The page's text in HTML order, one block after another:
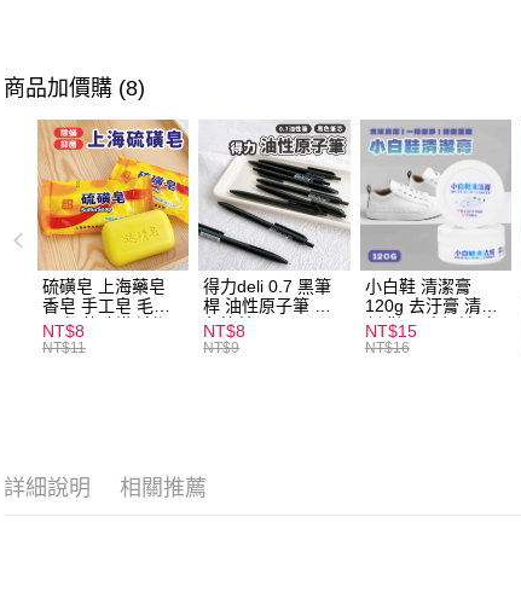
商品加價購 (8)
硫磺皂 上海藥皂
香皂 手工皂 毛囊
炎 抑菌除蟎 清潔
護膚 去油去痘 寵
NT$8
NT$11
得力deli 0.7 黑筆
桿 油性原子筆 黑
色筆芯 S304
NT$8
NT$9
小白鞋 清潔膏
120g 去汙膏 清潔
劑 鞋子 去汙漬 白
皮鞋 鞋油
NT$15
NT$16
詳細說明 相關推薦